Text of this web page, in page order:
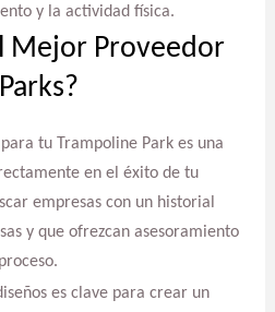
y la actividad física.
Mejor Proveedor
tu Trampoline Park es una
en el éxito de tu
empresas con un historial
y que ofrezcan asesoramiento
es clave para crear un